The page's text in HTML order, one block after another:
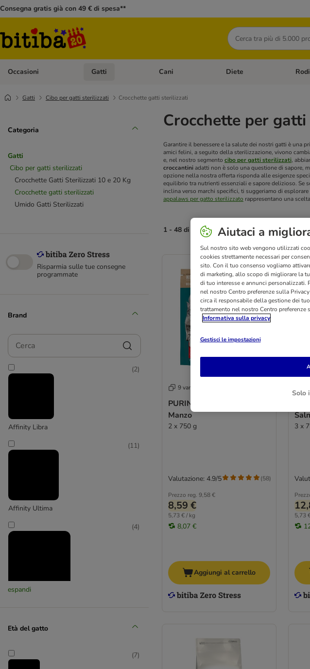
Consegna gratis già con 49 € di spesa**
Cerca
Occasioni Apri Menù Categoria: Occasioni
Gatti Apri Menù Categoria: Gatti
Cani Apri Menù Categoria: Cani
Diete Apri
Gatti Cibo per gatti sterilizzati Crocchette gatti sterilizzati
Categoria
Gatti
Cibo per gatti sterilizzati
Crocchette Gatti Sterilizzati 10 e 20 Kg
Crocchette gatti sterilizzati
Umido Gatti Sterilizzati
Risparmia sulle tue consegne
programmate
Brand
Cerca
Affinity Libra
(2)
Affinity Ultima
(11)
(4)
espandi
Età del gatto
(7)
Crocchette per
Garantire il benessere e la salute dei nostri gatti è una
amici felini, a seguito della sterilizzazione, vivono
e, nel nostro segmento cibo per gatti sterilizzati,
croccantiniadatti non è solo una questione di sapore,
opzione nella nostra offerta risponda alle esigenze
equilibrio tra nutrienti essenziali e sapore delizioso. Se
inclina verso marchi specifici, ti suggeriamo di esplorare
appalaws per gatto sterilizzato rappresentano una
1 - 48 di 210 risultati
9 varianti
PURINA ONE SterilCat con
Manzo
2 x 750 g
Prezzo reg. 9,58 €
8,59 €
5,73 € / kg
8,07 €
Valutazione: 4.9/5 (58)
Aggiungi al carrello
3 x
5,73
Aiutaci a
Sul nostro sito web vengono utilizzati
cookies strettamente necessari per
sito. Con il tuo consenso vogliamo
di marketing, allo scopo di migliorare la
di tuo interesse e annunci
nel nostro Centro preferenze sulla
circa il responsabile della gestione dei
trattamento nel nostro Centro preferenze
Informativa sulla privacy
Gestisci le impostazioni
Solo